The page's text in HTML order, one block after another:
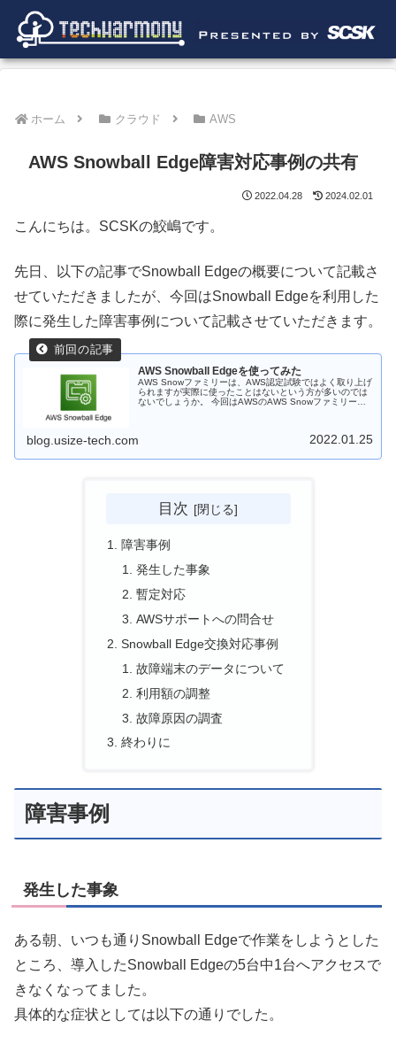
ホーム クラウド AWS
AWS Snowball Edge障害対応事例の共有
2022.04.28 2024.02.01
こんにちは。SCSKの鮫嶋です。
先日、以下の記事でSnowball Edgeの概要について記載さ
せていただきましたが、今回はSnowball Edgeを利用した
際に発生した障害事例について記載させていただきます。
AWS Snowball Edgeを使ってみた
AWS Snowファミリーは、AWS認定試験ではよく取り上げ
られますが実際に使ったことはないという方が多いのでは
ないでしょうか。 今回はAWSのAWS Snowファミリーの1
blog.usize-tech.com 2022.01.25
目次
障害事例
発生した事象
暫定対応
AWSサポートへの問合せ
Snowball Edge交換対応事例
故障端末のデータについて
利用額の調整
故障原因の調査
終わりに
障害事例
発生した事象
ある朝、いつも通りSnowball Edgeで作業をしようとした
ところ、導入したSnowball Edgeの5台中1台へアクセスで
きなくなってました。
具体的な症状としては以下の通りでした。